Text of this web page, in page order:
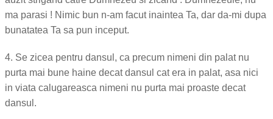
ma parasi ! Nimic bun n-am facut inaintea Ta, dar da-mi dupa
bunatatea Ta sa pun inceput.
4. Se zicea pentru dansul, ca precum nimeni din palat nu
purta mai bune haine decat dansul cat era in palat, asa nici
in viata calugareasca nimeni nu purta mai proaste decat
dansul.